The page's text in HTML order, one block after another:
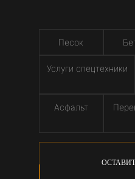
Песок
Услуги спецтехники
Асфальт